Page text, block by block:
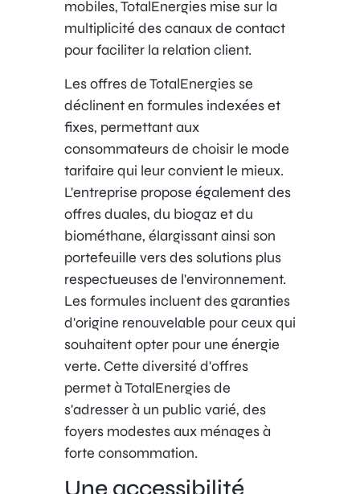
mobiles, TotalEnergies mise sur la
multiplicité des canaux de contact
pour faciliter la relation client.
Les offres de TotalEnergies se
déclinent en formules indexées et
fixes, permettant aux
consommateurs de choisir le mode
tarifaire qui leur convient le mieux.
L'entreprise propose également des
offres duales, du biogaz et du
biométhane, élargissant ainsi son
portefeuille vers des solutions plus
respectueuses de l'environnement.
Les formules incluent des garanties
d'origine renouvelable pour ceux qui
souhaitent opter pour une énergie
verte. Cette diversité d'offres
permet à TotalEnergies de
s'adresser à un public varié, des
foyers modestes aux ménages à
forte consommation.
Une accessibilité